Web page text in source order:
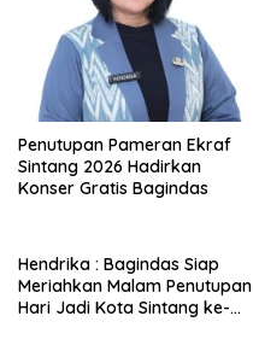
Penutupan Pameran Ekraf
Sintang 2026 Hadirkan
Konser Gratis Bagindas
Hendrika : Bagindas Siap
Meriahkan Malam Penutupan
Hari Jadi Kota Sintang ke-